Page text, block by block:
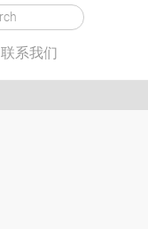
联系我们